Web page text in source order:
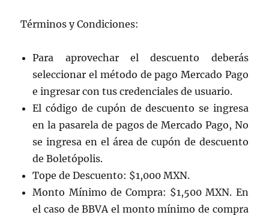
Términos y Condiciones:
Para aprovechar el descuento deberás
seleccionar el método de pago Mercado Pago
e ingresar con tus credenciales de usuario.
El código de cupón de descuento se ingresa
en la pasarela de pagos de Mercado Pago, No
se ingresa en el área de cupón de descuento
de Boletópolis.
Tope de Descuento: $1,000 MXN.
Monto Mínimo de Compra: $1,500 MXN. En
el caso de BBVA el monto mínimo de compra